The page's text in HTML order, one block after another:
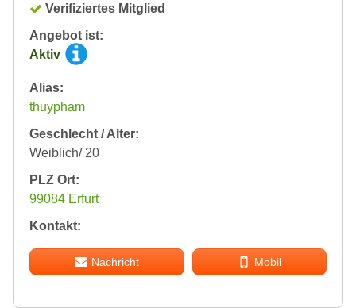
Verifiziertes Mitglied
Angebot ist:
Aktiv
Alias:
thuypham
Geschlecht / Alter:
Weiblich/ 20
PLZ Ort:
99084 Erfurt
Kontakt:
Nachricht Mobil